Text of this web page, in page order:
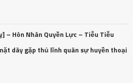
– Hôn Nhân Quyền Lực – Tiễu Tiễu
dày gặp thủ lĩnh quân sự huyền thoại